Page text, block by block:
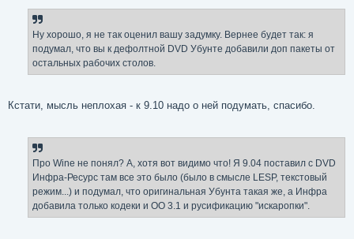
Ну хорошо, я не так оценил вашу задумку. Вернее будет так: я
подумал, что вы к дефолтной DVD Убунте добавили доп пакеты от
остальных рабочих столов.
Кстати, мысль неплохая - к 9.10 надо о ней подумать, спасибо.
Про Wine не понял? А, хотя вот видимо что! Я 9.04 поставил с DVD
Инфра-Ресурс там все это было (было в смысле LЕSP, текстовый
режим...) и подумал, что оригинальная Убунта такая же, а Инфра
добавила только кодеки и OO 3.1 и русификацию "искаропки".